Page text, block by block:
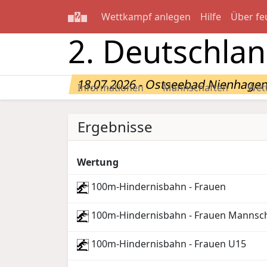
Wettkampf anlegen Hilfe Über
2.
18.07.2026 - Ostseebad
Informationen Mannschaften
Ergebnisse
Wertung
100m-Hindernisbahn - Frauen
100m-Hindernisbahn - Frauen
100m-Hindernisbahn - Frauen U15